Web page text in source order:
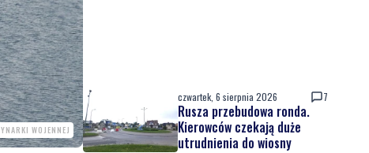
WOJENNEJ
czwartek, 6 sierpnia 2026 7
Rusza przebudowa ronda.
Kierowców czekają duże
utrudnienia do wiosny